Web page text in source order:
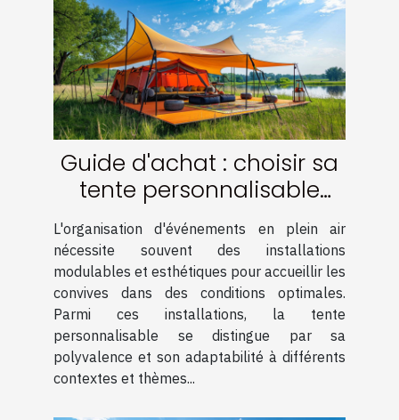
Guide d'achat : choisir sa
tente personnalisable
pour événements
L'organisation d'événements en plein air
nécessite souvent des installations
modulables et esthétiques pour accueillir les
convives dans des conditions optimales.
Parmi ces installations, la tente
personnalisable se distingue par sa
polyvalence et son adaptabilité à différents
contextes et thèmes...